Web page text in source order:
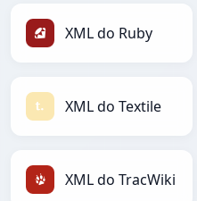
XML do Ruby
XML do Textile
XML do TracWiki